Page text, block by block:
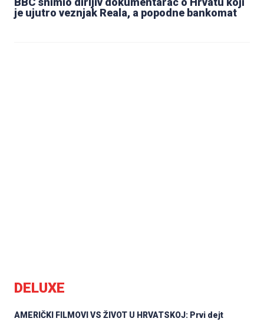
je ujutro veznjak Reala, a popodne bankomat
DELUXE
AMERIČKI FILMOVI VS ŽIVOT U HRVATSKOJ: Prvi dejt